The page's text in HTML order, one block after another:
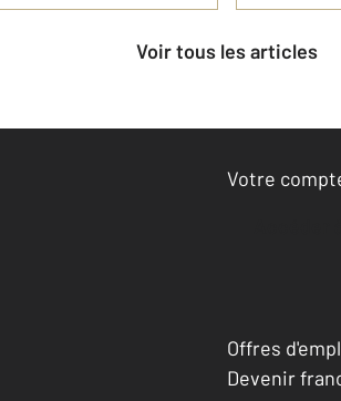
Voir tous les articles
Votre
Offres
Devenir